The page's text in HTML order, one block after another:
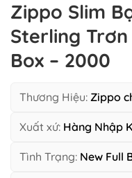
Zippo Slim
Sterling Trơn
Box – 2000
Thương Hiệu: Zippo
Xuất xứ: Hàng Nhập
Tình Trạng: New Full